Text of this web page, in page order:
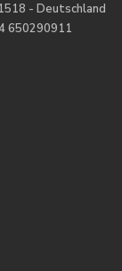
- Deutschland
650290911